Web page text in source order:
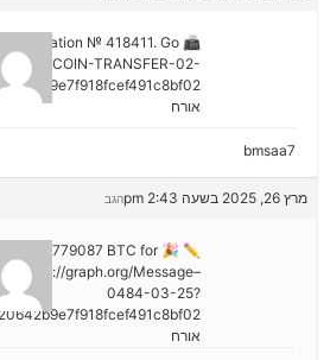
1 notification № 418411. Go
BITCOIN-TRANSFER-02-
📠
אורח
bmsaa7
מרץ 26, 2025 בשעה 2:43 pm הגב
your ₿2,779087 BTC for
https://graph.org/Message–
0484-03-25?
✏
אורח